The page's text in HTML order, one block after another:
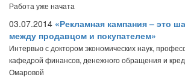
Работа уже начата
03.07.2014 «Рекламная кампания – это
между продавцом и покупателем»
Интервью с доктором экономических наук,
кафедрой финансов, денежного обращения и
Омаровой